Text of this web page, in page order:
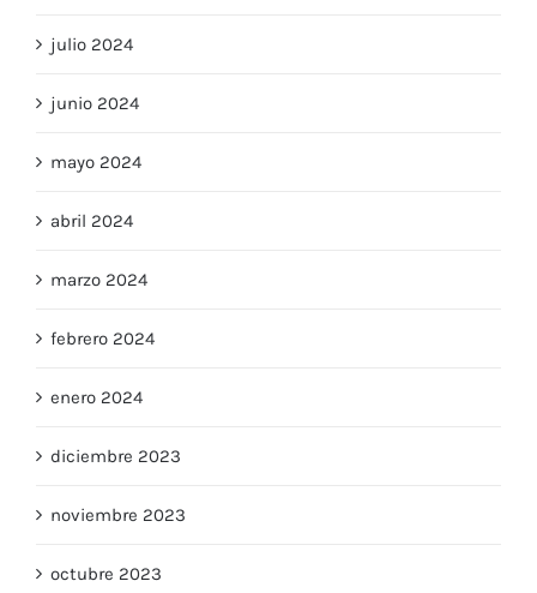
julio 2024
junio 2024
mayo 2024
abril 2024
marzo 2024
febrero 2024
enero 2024
diciembre 2023
noviembre 2023
octubre 2023